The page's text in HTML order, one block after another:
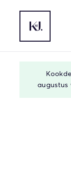
augustus